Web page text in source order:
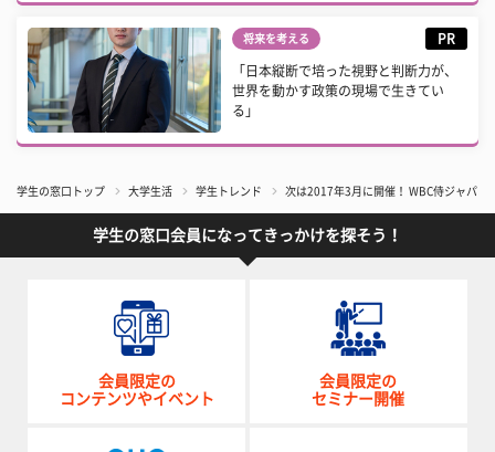
将来を考える PR
「日本縦断で培った視野と判断力が、
世界を動かす政策の現場で生きてい
る」
学生の窓口トップ 大学生活 学生トレンド 次は2017年3月に開催！ WBC侍ジャパン
学生の窓口会員になってきっかけを探そう！
会員限定の
コンテンツやイベント
会員限定の
セミナー開催